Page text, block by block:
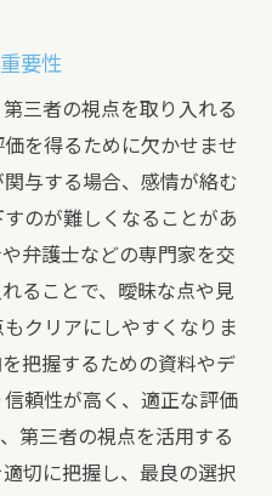
要性
三者の視点を取り入れる
を得るために欠かせませ
与する場合、感情が絡む
のが難しくなることがあ
弁護士などの専門家を交
ることで、曖昧な点や見
クリアにしやすくなりま
把握するための資料やデ
頼性が高く、適正な評価
第三者の視点を活用する
切に把握し、最良の選択